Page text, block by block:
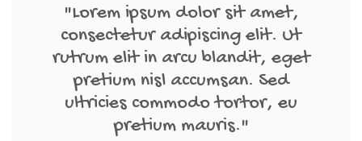
"Lorem ipsum dolor sit amet,
consectetur adipiscing elit. Ut
rutrum elit in arcu blandit, eget
pretium nisl accumsan. Sed
ultricies commodo tortor, eu
pretium mauris."